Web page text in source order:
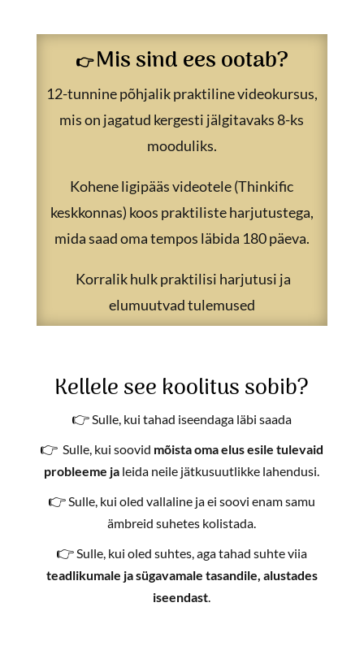
👉Mis sind ees ootab?
12-tunnine põhjalik praktiline videokursus,
mis on jagatud kergesti jälgitavaks 8-ks
mooduliks.
Kohene ligipääs videotele (Thinkific
keskkonnas) koos praktiliste harjutustega,
mida saad oma tempos läbida 180 päeva.
Korralik hulk praktilisi harjutusi ja
elumuutvad tulemused
Kellele see koolitus sobib?
👉Sulle, kui tahad iseendaga läbi saada
👉Sulle, kui soovid mõista oma elus esile tulevaid
probleeme ja leida neile jätkusuutlikke lahendusi.
👉Sulle, kui oled vallaline ja ei soovi enam samu
ämbreid suhetes kolistada.
👉Sulle, kui oled suhtes, aga tahad suhte viia
teadlikumale ja sügavamale tasandile, alustades
iseendast